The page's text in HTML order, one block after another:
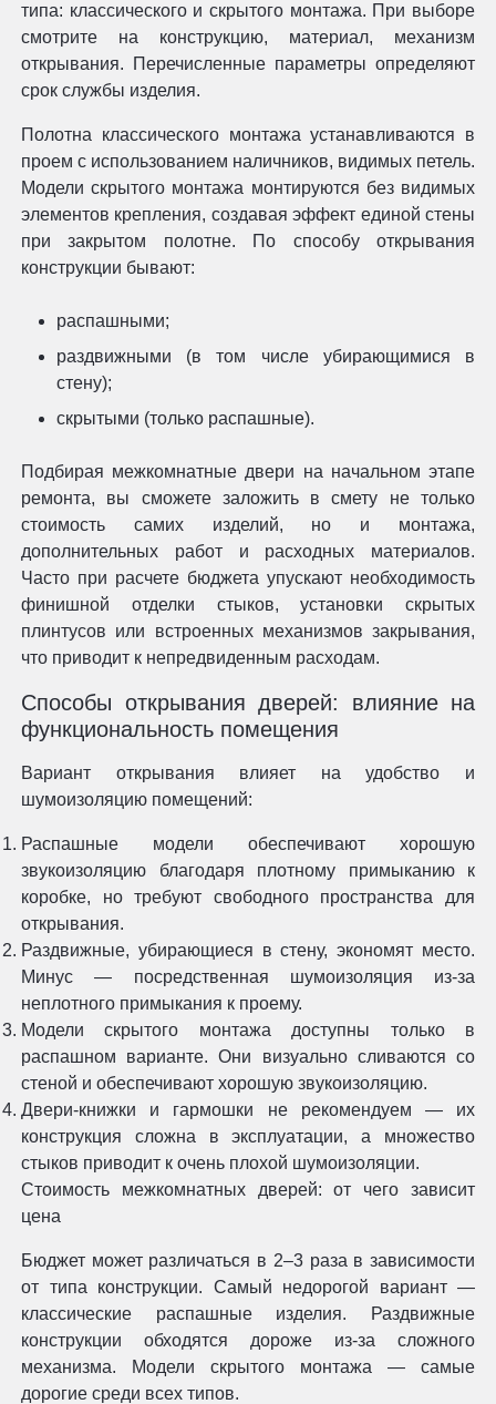
типа: классического и скрытого монтажа. При выборе
смотрите на конструкцию, материал, механизм
открывания. Перечисленные параметры определяют
срок службы изделия.
Полотна классического монтажа устанавливаются в
проем с использованием наличников, видимых петель.
Модели скрытого монтажа монтируются без видимых
элементов крепления, создавая эффект единой стены
при закрытом полотне. По способу открывания
конструкции бывают:
распашными;
раздвижными (в том числе убирающимися в
стену);
скрытыми (только распашные).
Подбирая межкомнатные двери на начальном этапе
ремонта, вы сможете заложить в смету не только
стоимость самих изделий, но и монтажа,
дополнительных работ и расходных материалов.
Часто при расчете бюджета упускают необходимость
финишной отделки стыков, установки скрытых
плинтусов или встроенных механизмов закрывания,
что приводит к непредвиденным расходам.
Способы открывания дверей: влияние на
функциональность помещения
Вариант открывания влияет на удобство и
шумоизоляцию помещений:
Распашные модели обеспечивают хорошую
звукоизоляцию благодаря плотному примыканию к
коробке, но требуют свободного пространства для
открывания.
Раздвижные, убирающиеся в стену, экономят место.
Минус — посредственная шумоизоляция из-за
неплотного примыкания к проему.
Модели скрытого монтажа доступны только в
распашном варианте. Они визуально сливаются со
стеной и обеспечивают хорошую звукоизоляцию.
Двери-книжки и гармошки не рекомендуем — их
конструкция сложна в эксплуатации, а множество
стыков приводит к очень плохой шумоизоляции.
Стоимость межкомнатных дверей: от чего зависит
цена
Бюджет может различаться в 2–3 раза в зависимости
от типа конструкции. Самый недорогой вариант —
классические распашные изделия. Раздвижные
конструкции обходятся дороже из-за сложного
механизма. Модели скрытого монтажа — самые
дорогие среди всех типов.